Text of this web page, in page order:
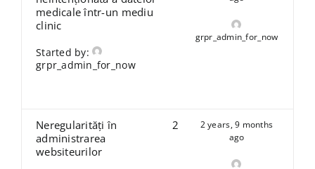
medicale într-un mediu
clinic
Started by:
grpr_admin_for_now
grpr_admin_for_now
Neregularități în
administrarea
websiteurilor
2
2 years, 9 months
ago